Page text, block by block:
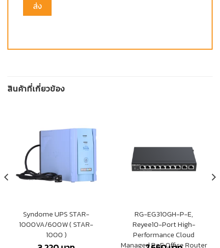
สินค้าที่เกี่ยวข้อง
Syndome UPS STAR-
1000VA/600W ( STAR-
1000 )
RG-EG310GH-P-E,
Reyee10-Port High-
Performance Cloud
Managed PoE Office Router